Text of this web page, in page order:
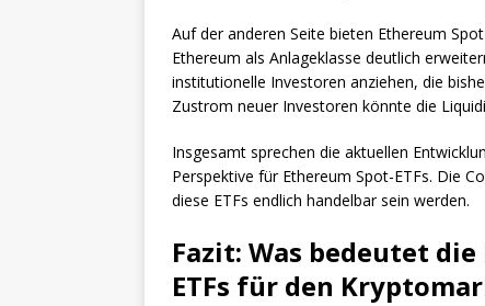
Auf der anderen Seite bieten Ethereum
Ethereum als Anlageklasse deutlich
institutionelle Investoren anziehen, die
Zustrom neuer Investoren könnte die
Insgesamt sprechen die aktuellen
Perspektive für Ethereum Spot-ETFs. Die
diese ETFs endlich handelbar sein werden.
Fazit: Was bedeutet
ETFs für den